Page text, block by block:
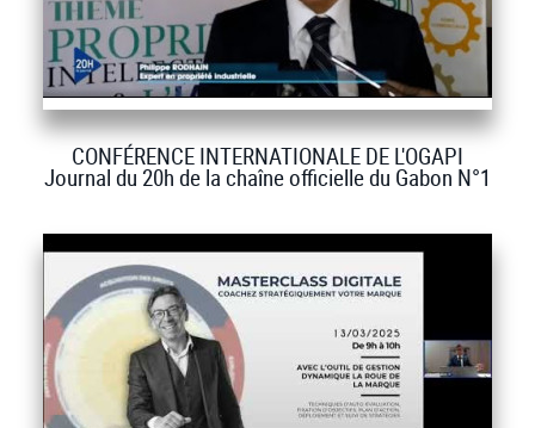
CONFÉRENCE INTERNATIONALE DE L'OGAPI
Journal du 20h de la chaîne officielle du Gabon N°1